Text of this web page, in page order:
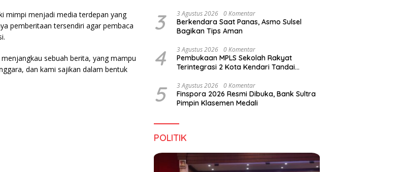
mimpi menjadi media terdepan yang
pemberitaan tersendiri agar pembaca
sebuah berita, yang mampu
dan kami sajikan dalam bentuk
3 3 Agustus 2026 0 Komentar
Berkendara Saat Panas, Asmo Sulsel
Bagikan Tips Aman
4 3 Agustus 2026 0 Komentar
Pembukaan MPLS Sekolah Rakyat
Terintegrasi 2 Kota Kendari Tandai
5 3 Agustus 2026 0 Komentar
Finspora 2026 Resmi Dibuka, Bank Sultra
Pimpin Klasemen Medali
POLITIK